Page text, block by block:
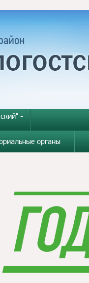
-
органы